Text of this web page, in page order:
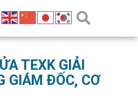
TEXK GIẢI
GIÁM ĐỐC, CƠ